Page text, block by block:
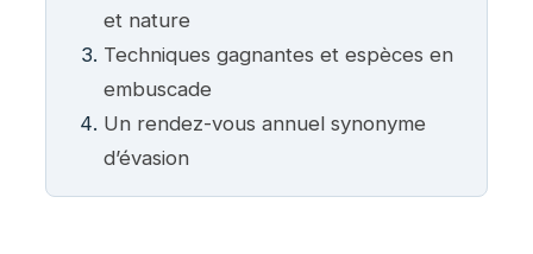
et nature
Techniques gagnantes et espèces en
embuscade
Un rendez-vous annuel synonyme
d’évasion